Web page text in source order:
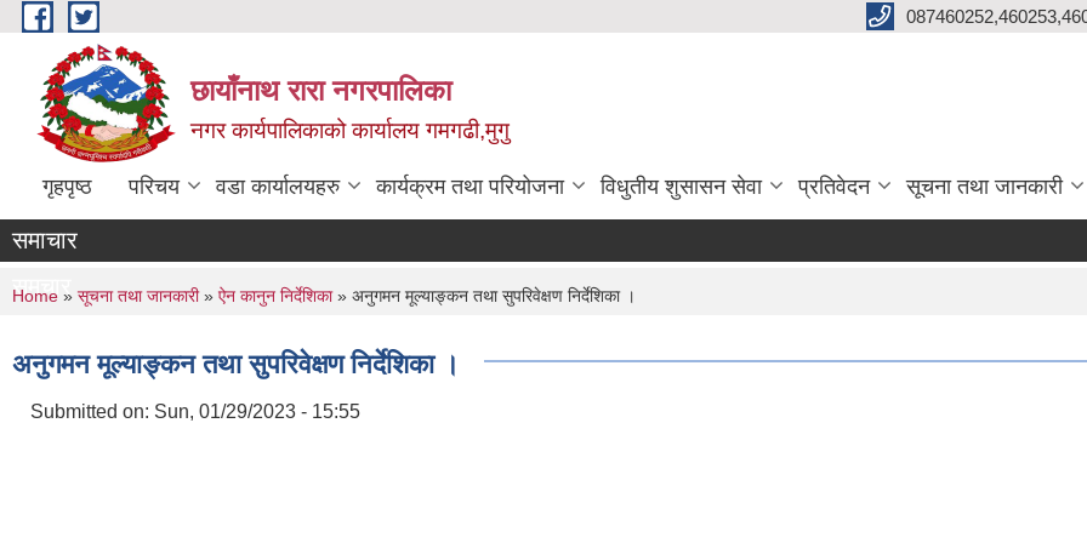
Skip to main content
छायाँनाथ रारा नगरपालिका
नगर कार्यपालिकाको कार्यालय गमगढी,मुगु
गृहपृष्ठ परिचय वडा कार्यालयहरु कार्यक्रम तथा परियोजना विधुतीय शुसासन सेवा प्रतिवेदन सूचना तथा जानकारी
समाचार
समचार
You are here
Home » सूचना तथा जानकारी» ऐन कानुन निर्देशिका» अनुगमन मूल्याङ्कन तथा सुपरिवेक्षण निर्देशिका ।
अनुगमन मूल्याङ्कन तथा सुपरिवेक्षण निर्देशिका ।
Submitted on: Sun, 01/29/2023 - 15:55